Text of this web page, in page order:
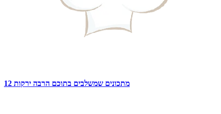
12 מתכונים שמשלבים בתוכם הרבה ירקות